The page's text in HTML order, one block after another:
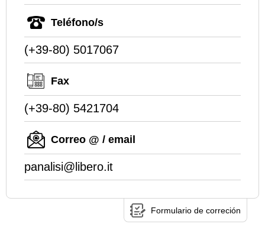
Teléfono/s
(+39-80) 5017067
Fax
(+39-80) 5421704
Correo @ / email
panalisi@libero.it
Formulario de correción